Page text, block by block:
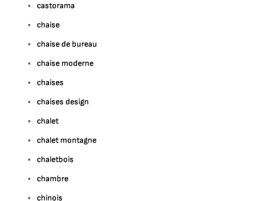
castorama
chaise
chaise de bureau
chaise moderne
chaises
chaises design
chalet
chalet montagne
chaletbois
chambre
chinois